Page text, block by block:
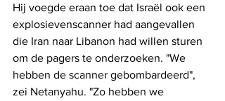
Hij voegde eraan toe dat Israël ook een
explosievenscanner had aangevallen
die Iran naar Libanon had willen sturen
om de pagers te onderzoeken. "We
hebben de scanner gebombardeerd",
zei Netanyahu. "Zo hebben we